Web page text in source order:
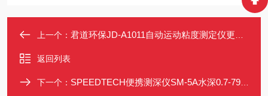
上一个： 君道环保JD-A1011自动运动粘度测定仪更多优惠请详询
返回列表
下一个： SPEEDTECH便携测深仪SM-5A水深0.7-79米